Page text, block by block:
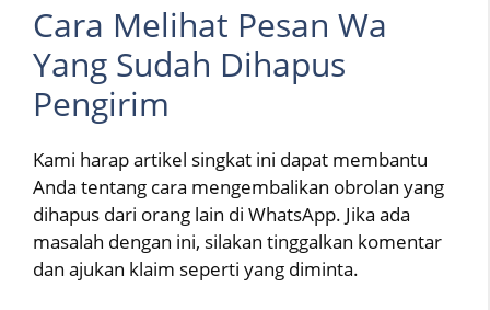
Cara Melihat Pesan Wa
Yang Sudah Dihapus
Pengirim
Kami harap artikel singkat ini dapat membantu
Anda tentang cara mengembalikan obrolan yang
dihapus dari orang lain di WhatsApp. Jika ada
masalah dengan ini, silakan tinggalkan komentar
dan ajukan klaim seperti yang diminta.